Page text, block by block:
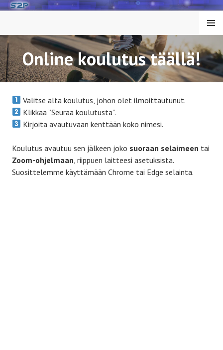
Siirry
VALIK
KO
Online koulutus täällä!
Valitse alta koulutus, johon olet ilmoittautunut.
Klikkaa ”Seuraa koulutusta”.
Kirjoita avautuvaan kenttään koko nimesi.
Koulutus avautuu sen jälkeen joko suoraan selaimeen tai
Zoom-ohjelmaan , riippuen laitteesi asetuksista.
Suosittelemme käyttämään Chrome tai Edge selainta.